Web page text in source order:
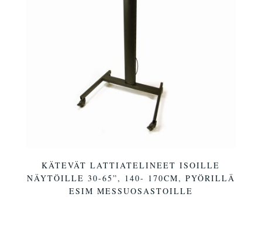
KÄTEVÄT LATTIATELINEET ISOILLE
NÄYTÖILLE 30-65”, 140- 170CM, PYÖRILLÄ
ESIM MESSUOSASTOILLE